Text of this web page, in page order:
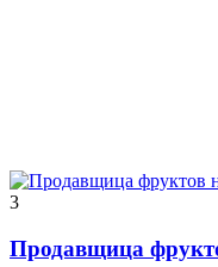
3
Продавщица